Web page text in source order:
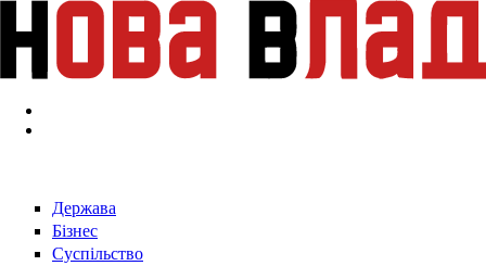
Перейти к основному содержанию
Держава
Бізнес
Суспільство